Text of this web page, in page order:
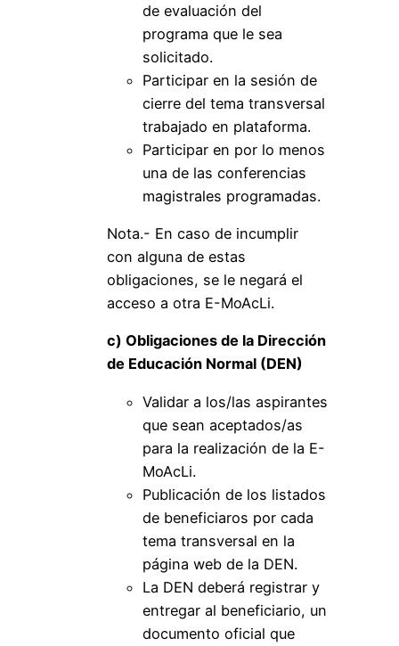
de evaluación del
programa que le sea
solicitado.
Participar en la sesión de
cierre del tema transversal
trabajado en plataforma.
Participar en por lo menos
una de las conferencias
magistrales programadas.
Nota.- En caso de incumplir
con alguna de estas
obligaciones, se le negará el
acceso a otra E-MoAcLi.
c) Obligaciones de la Dirección
de Educación Normal (DEN)
Validar a los/las aspirantes
que sean aceptados/as
para la realización de la E-
MoAcLi.
Publicación de los listados
de beneficiaros por cada
tema transversal en la
página web de la DEN.
La DEN deberá registrar y
entregar al beneficiario, un
documento oficial que